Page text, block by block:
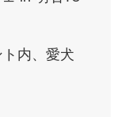
内、愛犬